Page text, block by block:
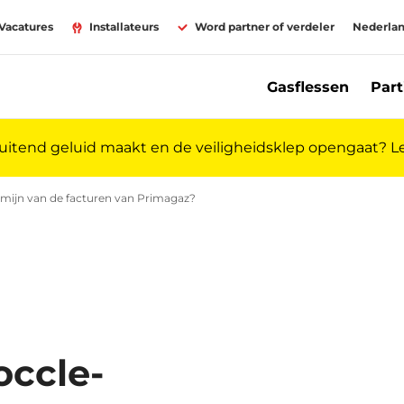
Installateurs Word partner of verdeler
Gasflessen
geluid maakt en de veiligheidsklep opengaat?
vragen | Primagaz
van de facturen van Primagaz?